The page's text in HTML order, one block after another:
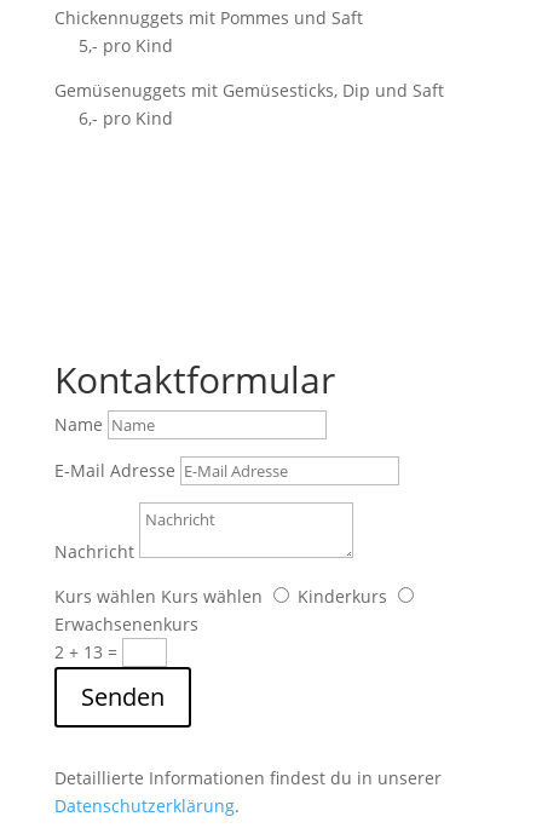
Chickennuggets mit Pommes und Saft
5,- pro Kind
Gemüsenuggets mit Gemüsesticks, Dip und Saft
6,- pro Kind
Kontaktformular
Name
E-Mail Adresse
Nachricht
Kurs wählen Kurs wählen
Kinderkurs
Erwachsenenkurs
2 + 13 =
Senden
Detaillierte Informationen findest du in unserer
Datenschutzerklärung.